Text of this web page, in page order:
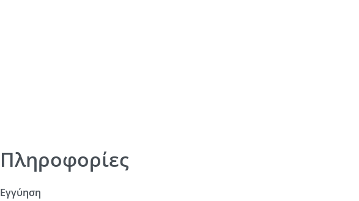
Πληροφορίες
Εγγύηση